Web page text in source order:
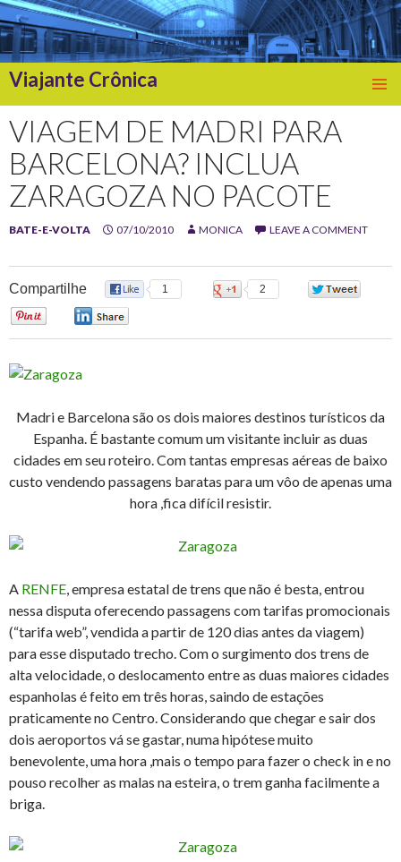
Viajante Crônica
TO
CONTENT
VIAGEM DE MADRI PARA
BARCELONA? INCLUA
ZARAGOZA NO PACOTE
BATE-E-VOLTA 07/10/2010 MONICA LEAVE A COMMENT
Compartilhe 1 2
Madri e Barcelona são os dois maiores destinos turísticos da
Espanha. É bastante comum um visitante incluir as duas
cidades em seu roteiro. Com tantas empresas aéreas de baixo
custo vendendo passagens baratas para um vôo de apenas uma
hora ,fica difícil resistir.
A RENFE, empresa estatal de trens que não é besta, entrou
nessa disputa oferecendo passagens com tarifas promocionais
(“tarifa web”, vendida a partir de 120 dias antes da viagem)
para esse disputado trecho. Com o surgimento dos trens de
alta velocidade, o deslocamento entre as duas maiores cidades
espanholas é feito em três horas, saindo de estações
praticamente no Centro. Considerando que chegar e sair dos
dois aeroportos vá se gastar, numa hipótese muito
benevolente, uma hora ,mais o tempo para fazer o check in e no
pouso recolher as malas na esteira, o trem ganha facilmente a
briga.